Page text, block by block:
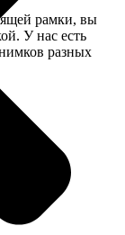
рамки, вы
У нас есть
разных